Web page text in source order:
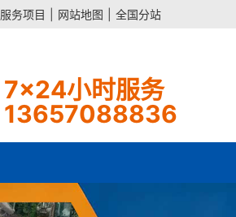
服务项目 网站地图 全国分站
7x24小时服务
13657088836